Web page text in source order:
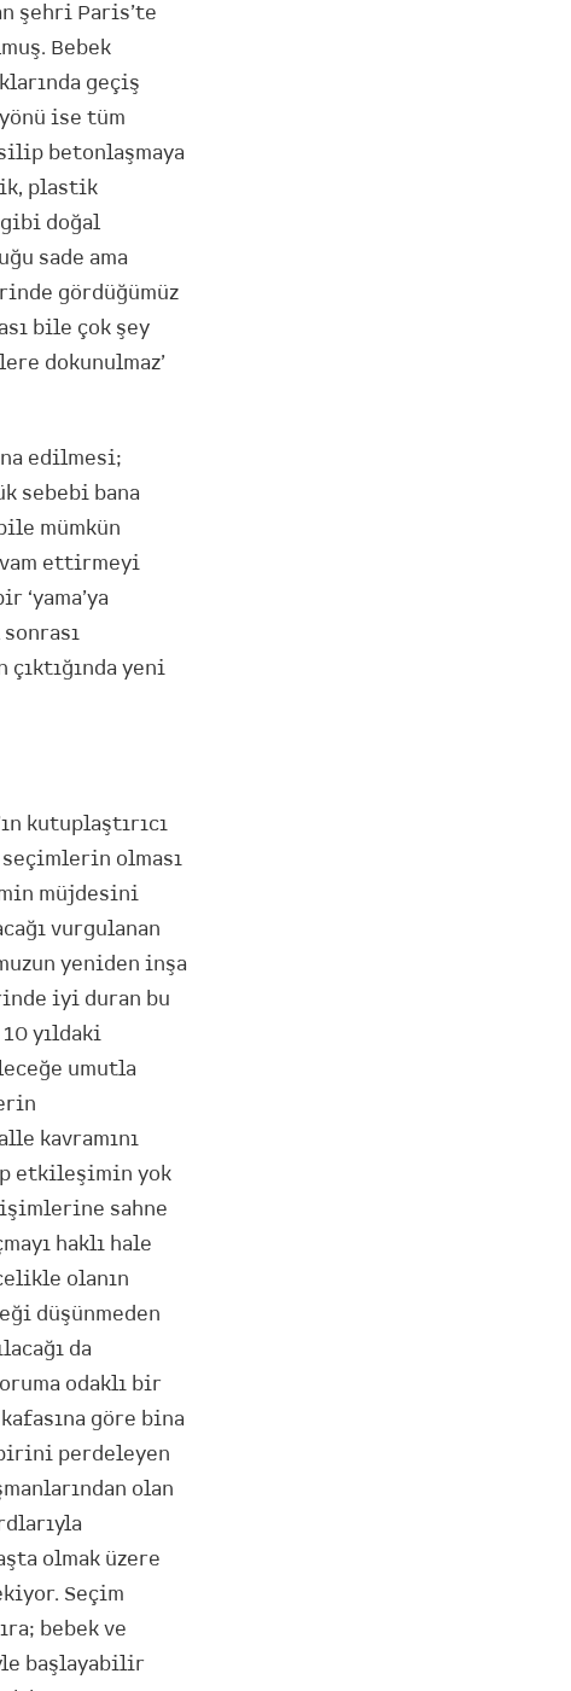
şehri Paris’te
Bebek
geçiş
ise tüm
betonlaşmaya
plastik
doğal
sade ama
gördüğümüz
bile çok şey
dokunulmaz’
edilmesi;
sebebi bana
mümkün
ettirmeyi
‘yama’ya
çıktığında yeni
kutuplaştırıcı
seçimlerin olması
müjdesini
vurgulanan
yeniden inşa
iyi duran bu
yıldaki
umutla
kavramını
etkileşimin yok
sahne
haklı hale
olanın
düşünmeden
da
odaklı bir
göre bina
perdeleyen
olan
olmak üzere
Seçim
bebek ve
başlayabilir